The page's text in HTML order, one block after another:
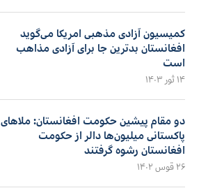
کمیسیون آزادی مذهبی امریکا می‌گوید
افغانستان بدترین جا برای آزادی مذاهب
است
۱۴ ثور ۱۴۰۳
دو مقام پیشین حکومت افغانستان: ملاهای
پاکستانی میلیون‌ها دالر از حکومت
افغانستان رشوه گرفتند
۲۶ قوس ۱۴۰۲